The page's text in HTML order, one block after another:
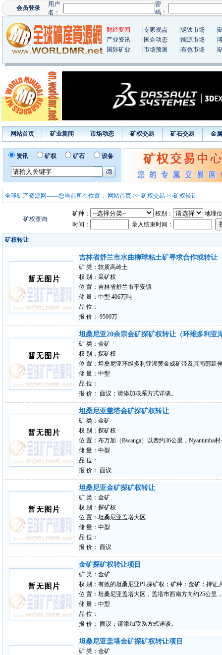
财经要闻 专家视点 钢铁市场
产业资讯
国企动态 能源市场
国际矿业
市场预测 有色市场
网站首页 矿业新闻 市场动态 矿权交易 矿石交易 金
资讯 矿权 矿石 设备
全球矿产资源网——您当前所在位置： 网站首页 >> 矿权交易 >>矿权转让
矿权查询:
矿种： 权别：
地理
时间：
录入结束时间：
矿权转让
吉林省舒兰市水曲柳球粘土矿寻求合作或转让
矿 类：软质高岭土
权 别：采矿权
位 置：吉林省舒兰市平安镇
储 量：中型 406万吨
品 位：
报 价： 9500万
坦桑尼亚20余宗金矿探矿权转让（环维多利亚
矿 类：金矿
权 别：探矿权
位 置：坦桑尼亚环维多利亚湖黄金成矿带及其南部延
储 量：中型
品 位：
报 价： 面议；请添加联系方式详谈。
坦桑尼亚盖塔金矿探矿权转让
矿 类：金矿
权 别：探矿权
位 置：布万加（Bwanga）以西约36公里，Nyantimba
储 量：中型
品 位：
报 价： 面议
坦桑尼亚金矿探矿权转让
矿 类：金矿
权 别：探矿权
位 置：坦桑尼亚盖塔大区
储 量：中型
品 位：
报 价： 面议
金矿探矿权转让项目
矿 类：金矿
权 别：有效的坦桑尼亚PL探矿权；矿种：金矿；持证
位 置：坦桑尼亚盖塔大区，盖塔市西南方向约25公里
储 量：中型
品 位：
报 价： 面议；请添加联系方式详谈。
坦桑尼亚盖塔金矿探矿权转让项目
矿 类：金矿